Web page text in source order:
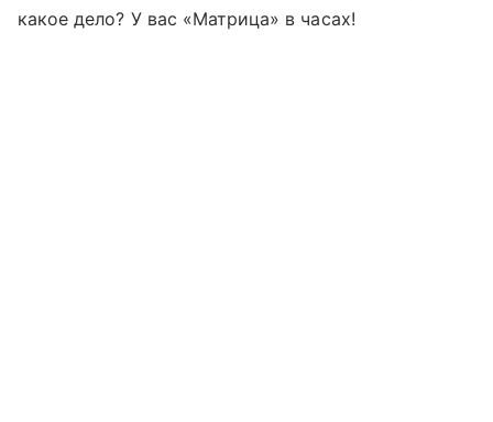
какое дело? У вас «Матрица» в часах!